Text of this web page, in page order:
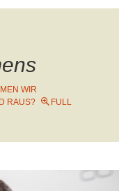
WIR
RAUS?
FULL